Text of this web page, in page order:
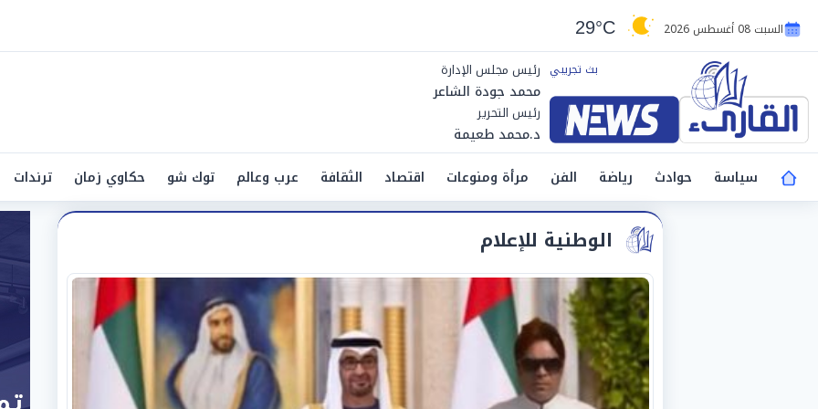
السبت 08 أغسطس 2026 29°C
رئيس مجلس الإدارة
محمد جودة الشاعر
رئيس التحرير
د.محمد طعيمة
سياسة
حوادث رياضة الفن مرأة ومنوعات اقتصاد الثقافة عرب وعالم توك شو حكاوي زمان ترندات
الوطنية للإعلام